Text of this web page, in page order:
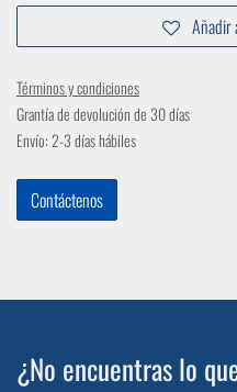
Añadir
Términos y condiciones
Grantía de devolución de 30 días
Envío: 2-3 días hábiles
Contáctenos
¿No encuentras lo